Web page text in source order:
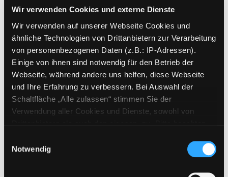
Wir verwenden Cookies und externe Dienste
Wir verwenden auf unserer Webseite Cookies und
ähnliche Technologien von Drittanbietern zur Verarbeitung
von personenbezogenen Daten (z.B.: IP-Adressen).
Einige von ihnen sind notwendig für den Betrieb der
Webseite, während andere uns helfen, diese Webseite
und Ihre Erfahrung zu verbessern. Bei Auswahl der
Schaltfläche „Alle zulassen“ stimmen Sie der
Verwendung aller Cookies und Dienste, sowohl von
Cookies von Drittanbietern, eine Verarbeitung in
unsicheren Drittländern (Länder außerhalb des EWR
ohne adäquates Datenschutzniveau) stattfinden kann. In
Notwendig
Warrior Cats - Staffel 8
ein sternenloser Clan
Mediengruppe:Kinderbuch
Verfasser:Hunter, Erin
Mehr Informationen ein-/ausblenden
Bände